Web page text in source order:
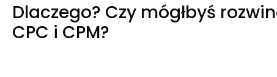
Dlaczego? Czy mógłbyś
CPC i CPM?